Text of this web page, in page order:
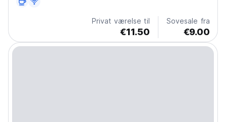
Privat værelse til
€11.50
Sovesale fra
€9.00